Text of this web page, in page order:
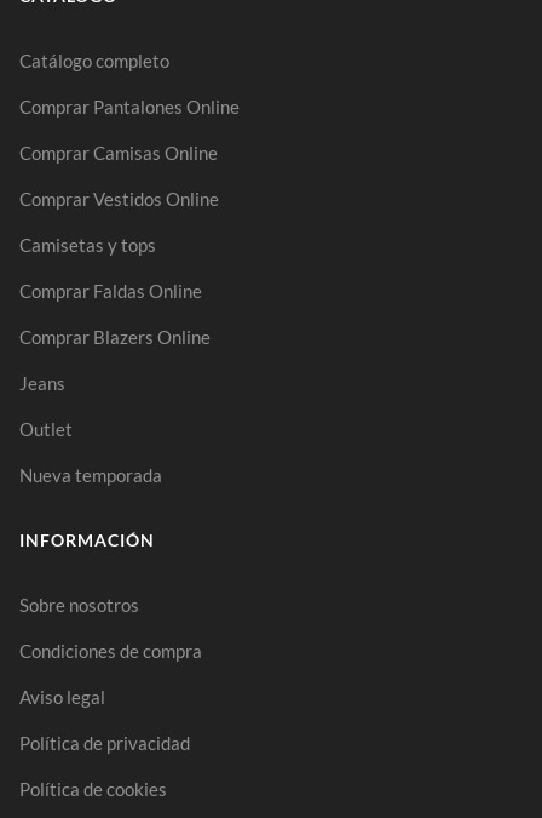
Catálogo completo
Comprar Pantalones Online
Comprar Camisas Online
Comprar Vestidos Online
Camisetas y tops
Comprar Faldas Online
Comprar Blazers Online
Jeans
Outlet
Nueva temporada
INFORMACIÓN
Sobre nosotros
Condiciones de compra
Aviso legal
Política de privacidad
Política de cookies